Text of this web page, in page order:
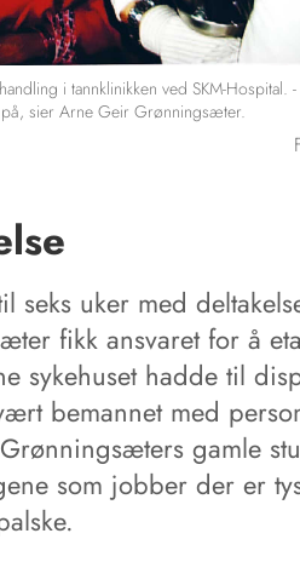
i tannklinikken ved SKM-Hospital.
sier Arne Geir Grønningsæter.
uker med
fikk ansvaret for å
sykehuset hadde til
bemannet med
gamle
som jobber der er